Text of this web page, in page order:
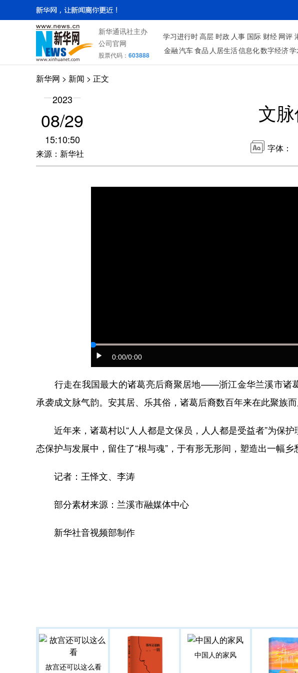
新华通讯社主办
公司官网
股票代码： 603888
学习进行时高层 时政 人事 国际 财经 网评
金融汽车食品 人居生活信息化数字经济
新华网 > 新闻 > 正文
2023
08/29
15:10:50
来源：新华社
文
字体：
0:00/0:00
行走在我国最大的诸葛亮后裔聚居地——浙江金华兰溪市诸
承袭成文脉气韵。安其居、乐其俗，诸葛后裔数百年来在此聚族而
近年来，诸葛村以“人人都是文保员，人人都是受益者”为保护
态保护与发展中，留住了“根与魂”，于有形无形间，塑造出一幅乡
记者：王怿文、李涛
部分素材来源：兰溪市融媒体中心
新华社音视频部制作
故宫还可以这么看
中国人的家风